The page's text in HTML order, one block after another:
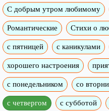
C добрым утром любимому
Романтические Стихи о
c пятницей с каникулами
хорошего настроения
с понедельником со
с четвергом с субботой